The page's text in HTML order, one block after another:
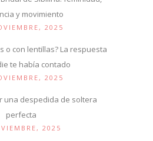
y movimiento
2025
o con lentillas? La respuesta
te había contado
2025
una despedida de soltera
perfecta
2025